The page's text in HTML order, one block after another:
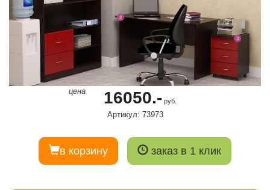
цена 16050.-руб.
Артикул: 73973
в корзину заказ в 1 клик